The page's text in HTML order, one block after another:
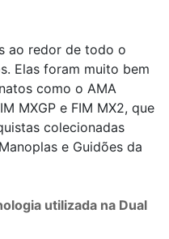
ao redor de todo o
Elas foram muito bem
como o AMA
MXGP e FIM MX2, que
colecionadas
e Guidões da
utilizada na Dual